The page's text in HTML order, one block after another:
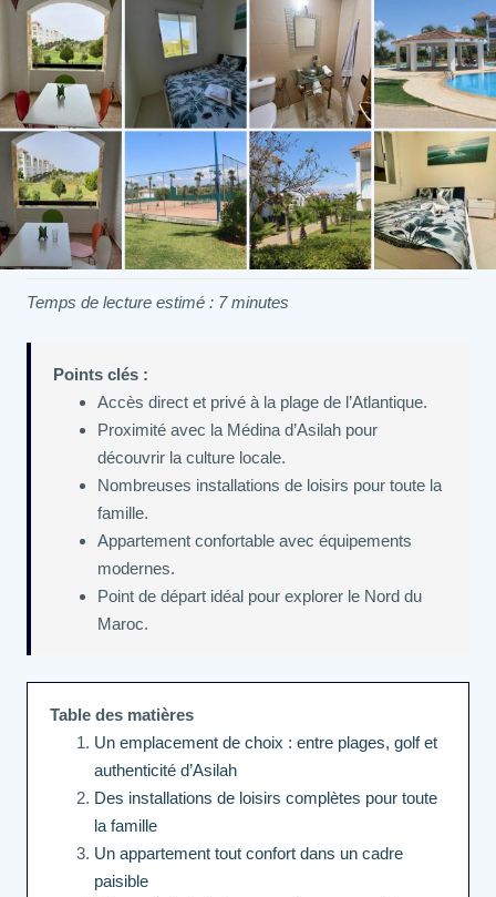
Temps de lecture estimé : 7 minutes
Points clés :
Accès direct et privé à la plage de l’Atlantique.
Proximité avec la Médina d’Asilah pour
découvrir la culture locale.
Nombreuses installations de loisirs pour toute la
famille.
Appartement confortable avec équipements
modernes.
Point de départ idéal pour explorer le Nord du
Maroc.
Table des matières
Un emplacement de choix : entre plages, golf et
authenticité d’Asilah
Des installations de loisirs complètes pour toute
la famille
Un appartement tout confort dans un cadre
paisible